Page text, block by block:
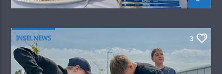
INSELNEWS 3